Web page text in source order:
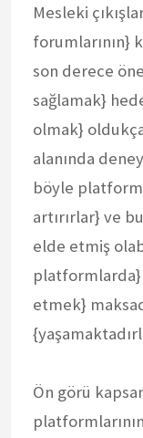
Mesleki
forumlarının}
son derece
sağlamak}
olmak}
alanında
böyle
artırırlar} ve
elde etmiş
etmek}
Ön görü